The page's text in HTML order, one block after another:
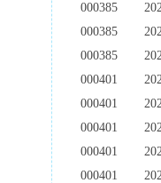
000385
000385
000385
000401
000401
000401
000401
000401